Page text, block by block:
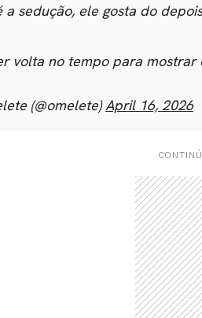
a sedução, ele gosta do
volta no tempo para mostrar
(@omelete)April 16, 2026